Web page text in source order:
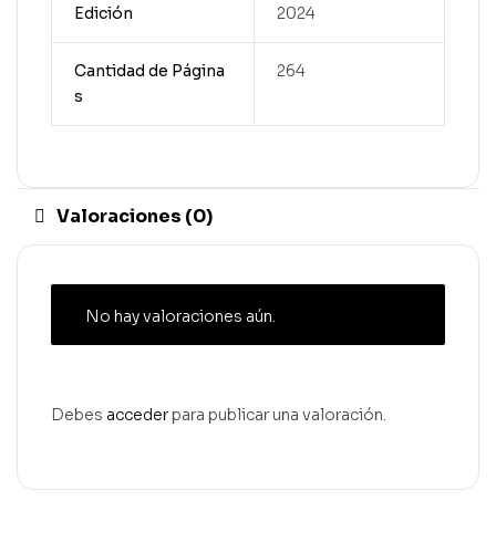
Edición 2024
Cantidad de Página
s
264
Valoraciones (0)
No hay valoraciones aún.
Debes acceder para publicar una valoración.